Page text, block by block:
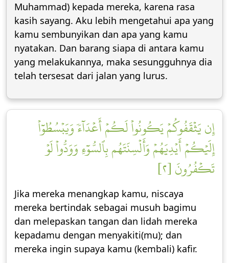
Muhammad) kepada mereka, karena rasa
kasih sayang. Aku lebih mengetahui apa yang
kamu sembunyikan dan apa yang kamu
nyatakan. Dan barang siapa di antara kamu
yang melakukannya, maka sesungguhnya dia
telah tersesat dari jalan yang lurus.
إِن يَثۡقَفُوكُمۡ يَكُونُواْ لَكُمۡ أَعۡدَآءٗ وَيَبۡسُطُوٓاْ
إِلَيۡكُمۡ أَيۡدِيَهُمۡ وَأَلۡسِنَتَهُم بِٱلسُّوٓءِ وَوَدُّواْ لَوۡ
تَكۡفُرُونَ [٢]
Jika mereka menangkap kamu, niscaya
mereka bertindak sebagai musuh bagimu
dan melepaskan tangan dan lidah mereka
kepadamu dengan menyakiti(mu); dan
mereka ingin supaya kamu (kembali) kafir.